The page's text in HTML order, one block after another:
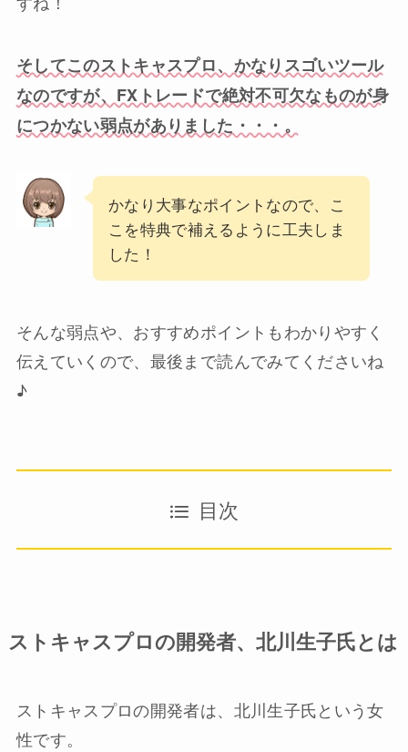
そしてこのストキャスプロ、かなりスゴいツール
なのですが、FXトレードで絶対不可欠なものが身
につかない弱点がありました・・・。
かなり大事なポイントなので、こ
こを特典で補えるように工夫しま
した！
そんな弱点や、おすすめポイントもわかりやすく
伝えていくので、最後まで読んでみてくださいね
♪
目次
ストキャスプロの開発者、北川生子氏とは
ストキャスプロの開発者は、北川生子氏という女
性です。